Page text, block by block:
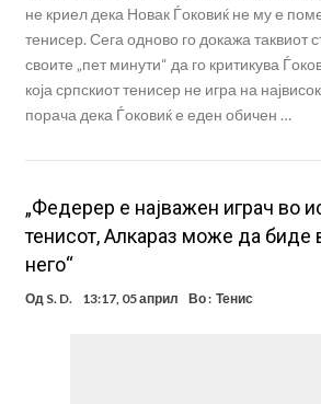
не криел дека Новак Ѓоковиќ не му е
тенисер. Сега одново го докажа таквиот
своите „пет минути“ да го критикува
која српскиот тенисер не игра на
порача дека Ѓоковиќ е еден обичен …
„Федерер е најважен играч во
тенисот, Алкараз може да биде
него“
Од S. D. 13:17, 05 април Во : Тенис